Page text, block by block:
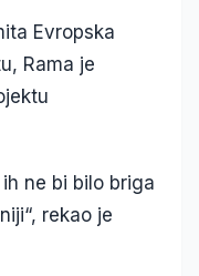
Evropska
Rama je
ne bi bilo briga
rekao je